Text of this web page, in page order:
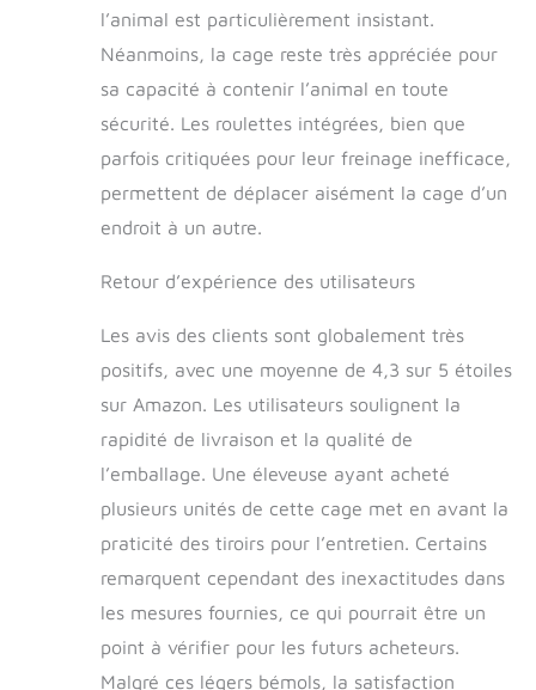
Notre niche pour
en une taille
compacte pour être
rangée dans les
endroits minces et
étroits lorsqu'elle
n'est pas utilisée, et
utilisation facile.
l’animal est particulièrement insistant.
Néanmoins, la cage reste très appréciée pour
sa capacité à contenir l’animal en toute
sécurité. Les roulettes intégrées, bien que
parfois critiquées pour leur freinage inefficace,
permettent de déplacer aisément la cage d’un
endroit à un autre.
Retour d’expérience des utilisateurs
Les avis des clients sont globalement très
positifs, avec une moyenne de 4,3 sur 5 étoiles
sur Amazon. Les utilisateurs soulignent la
rapidité de livraison et la qualité de
l’emballage. Une éleveuse ayant acheté
plusieurs unités de cette cage met en avant la
praticité des tiroirs pour l’entretien. Certains
remarquent cependant des inexactitudes dans
les mesures fournies, ce qui pourrait être un
point à vérifier pour les futurs acheteurs.
Malgré ces légers bémols, la satisfaction